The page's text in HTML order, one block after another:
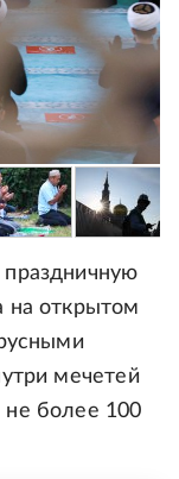
на открытом
мечетей
не более 100